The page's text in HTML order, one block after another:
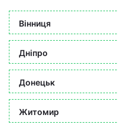
Вінниця
Дніпро
Донецьк
Житомир